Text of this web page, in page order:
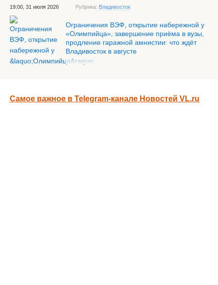
19:00, 31 июля 2026 Рубрика: Владивосток
Ограничения ВЭФ, открытие набережной у
«Олимпийца», завершение приёма в вузы,
продление гаражной амнистии: что ждёт
Владивосток в августе
Самое важное в Telegram-канале Новостей VL.ru